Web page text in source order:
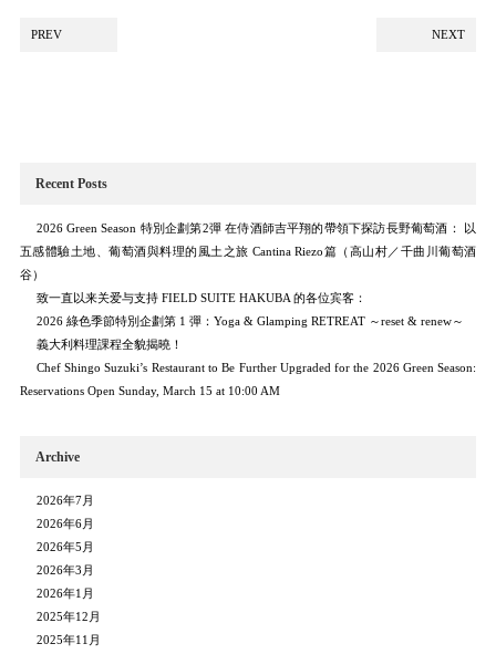
PREV NEXT
Recent Posts
2026 Green Season 特別企劃第2彈 在侍酒師吉平翔的帶領下探訪長野葡萄酒： 以
五感體驗土地、葡萄酒與料理的風土之旅 Cantina Riezo篇（高山村／千曲川葡萄酒
谷）
致一直以来关爱与支持 FIELD SUITE HAKUBA 的各位宾客：
2026 綠色季節特別企劃第 1 彈：Yoga & Glamping RETREAT ～reset & renew～
義大利料理課程全貌揭曉！
Chef Shingo Suzuki’s Restaurant to Be Further Upgraded for the 2026 Green Season:
Reservations Open Sunday, March 15 at 10:00 AM
Archive
2026年7月
2026年6月
2026年5月
2026年3月
2026年1月
2025年12月
2025年11月